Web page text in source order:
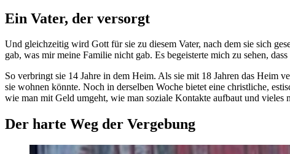
Ein Vater, der versorgt
Und gleichzeitig wird Gott für sie zu diesem Vater, nach dem sie sich
gab, was mir meine Familie nicht gab. Es begeisterte mich zu sehen,
So verbringt sie 14 Jahre in dem Heim. Als sie mit 18 Jahren das Heim
sie wohnen könnte. Noch in derselben Woche bietet eine christliche,
wie man mit Geld umgeht, wie man soziale Kontakte aufbaut und vieles
Der harte Weg der Vergebung